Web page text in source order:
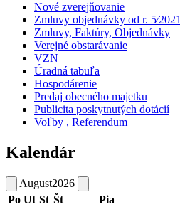
Nové zverejňovanie
Zmluvy objednávky od r. 5⁄2021
Zmluvy, Faktúry, Objednávky
Verejné obstarávanie
VZN
Úradná tabuľa
Hospodárenie
Predaj obecného majetku
Publicita poskytnutých dotácií
Voľby , Referendum
Kalendár
August2026
Po Ut St Št Pia